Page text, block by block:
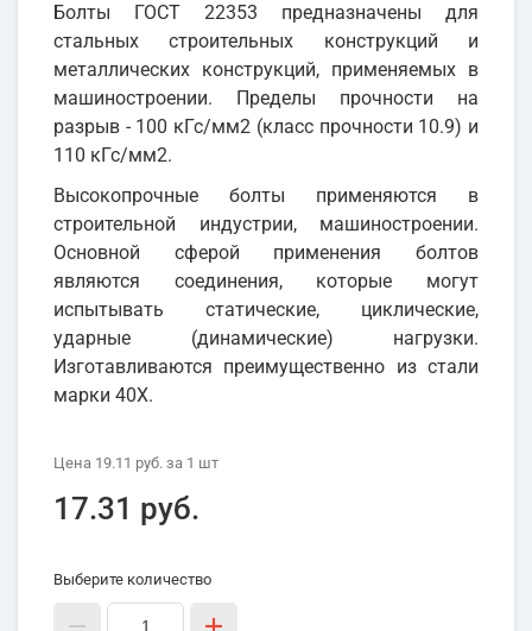
Болты ГОСТ 22353 предназначены для
стальных строительных конструкций и
металлических конструкций, применяемых в
машиностроении. Пределы прочности на
разрыв - 100 кГс/мм2 (класс прочности 10.9) и
110 кГс/мм2.
Высокопрочные болты применяются в
строительной индустрии, машиностроении.
Основной сферой применения болтов
являются соединения, которые могут
испытывать статические, циклические,
ударные (динамические) нагрузки.
Изготавливаются преимущественно из стали
марки 40Х.
Цена 19.11 руб. за 1 шт
17.31 руб.
Выберите количество